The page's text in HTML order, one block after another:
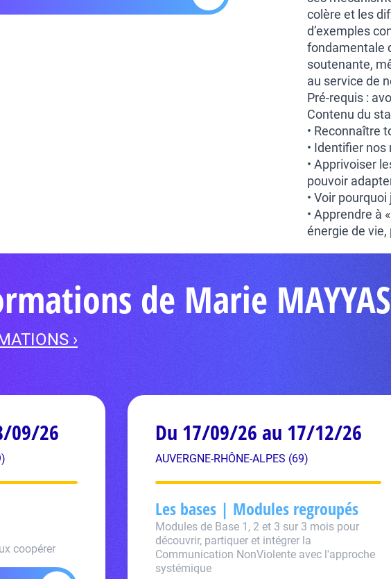
colère et les
d’exemples
fondamentale
soutenante,
au service de
Pré-requis :
Contenu du
• Reconnaître
• Identifier
• Apprivoiser
pouvoir
• Voir
• Apprendre à
énergie de
de Marie MAYYAS
›
09/26
coopérer
Du 17/09/26 au 17/12/26
AUVERGNE-RHÔNE-ALPES (69)
Les bases | Modules regroupés
Modules de Base 1, 2 et 3 sur 3 mois pour
découvrir, partiquer et intégrer la
Communication NonViolente avec l'approche
systémique